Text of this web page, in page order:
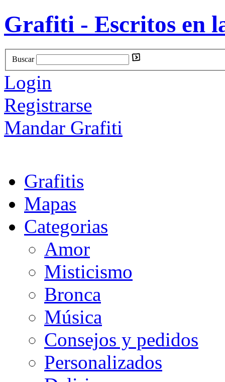
Grafiti - Escritos en
Buscar
Login
Registrarse
Mandar Grafiti
Grafitis
Mapas
Categorias
Amor
Misticismo
Bronca
Música
Consejos y pedidos
Personalizados